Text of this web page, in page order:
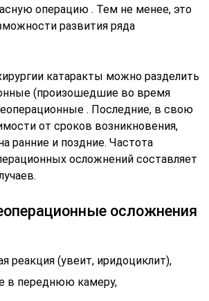
операцию . Тем не менее, это
развития ряда
катаракты можно разделить
(произошедшие во время
. Последние, в свою
от сроков возникновения,
ранние и поздние. Частота
осложнений составляет
осложнения
реакция (увеит, иридоциклит),
в переднюю камеру,